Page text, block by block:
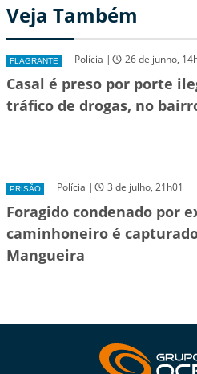
Veja Também
FLAGRANTE Polícia | 26 de junho,
Casal é preso por porte
tráfico de drogas, no
PRISÃO Polícia | 3 de julho, 21h01
Foragido condenado por
caminhoneiro é
Mangueira